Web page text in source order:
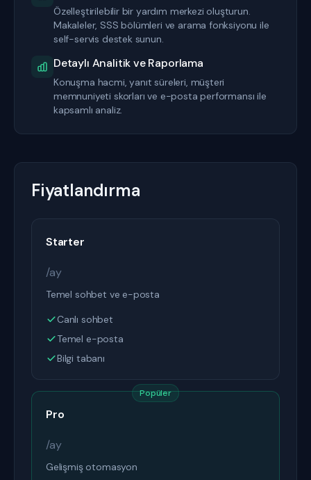
Özelleştirilebilir bir yardım merkezi oluşturun.
Makaleler, SSS bölümleri ve arama fonksiyonu ile
self-servis destek sunun.
Detaylı Analitik ve Raporlama
Konuşma hacmi, yanıt süreleri, müşteri
memnuniyeti skorları ve e-posta performansı ile
kapsamlı analiz.
Fiyatlandırma
Starter
/ay
Temel sohbet ve e-posta
Canlı sohbet
Temel e-posta
Bilgi tabanı
Popüler
Pro
/ay
Gelişmiş otomasyon